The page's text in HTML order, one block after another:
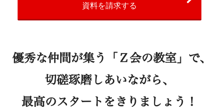
資料を請求する
優秀な仲間が集う「Ｚ会の教室」で、
切磋琢磨しあいながら、
最高のスタートをきりましょう！